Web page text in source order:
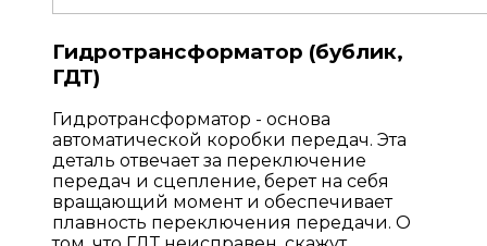
Гидротрансформатор (бублик,
ГДТ)
Гидротрансформатор - основа
автоматической коробки передач. Эта
деталь отвечает за переключение
передач и сцепление, берет на себя
вращающий момент и обеспечивает
плавность переключения передачи. О